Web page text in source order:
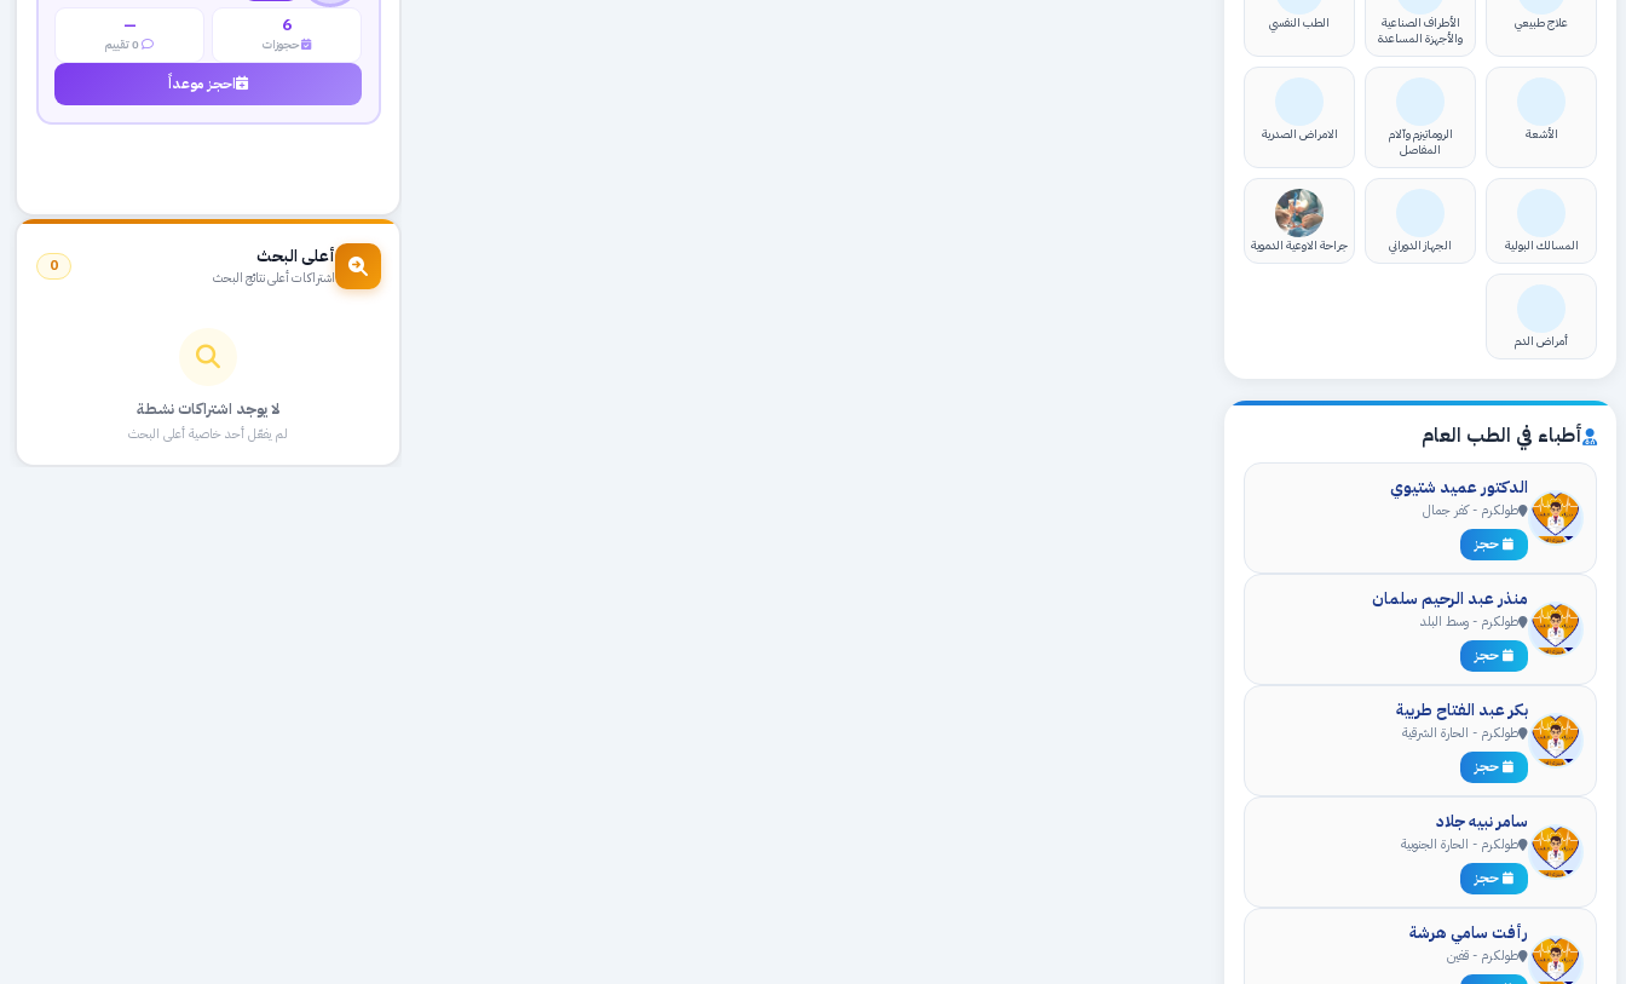
علاج طبيعي
الأطراف الصناعية
والأجهزة المساعدة
الطب النفسي
الأشعة
الروماتيزم وآلام
المفاصل
الامراض الصدرية
المسالك البولية الجهاز الدوراني جراحة الاوعية الدموية
أمراض الدم
أطباء في الطب العام
الدكتور عميد شتيوي
طولكرم - كفر جمال
حجز
منذر عبد الرحيم سلمان
طولكرم - وسط البلد
حجز
بكر عبد الفتاح طربية
طولكرم - الحارة الشرقية
حجز
سامر نبيه جلاد
طولكرم - الحارة الجنوبية
حجز
رأفت سامي هرشة
طولكرم - قفين
6
حجوزات
—
احجز موعداً
أعلى البحث
اشتراكات أعلى نتائج البحث
0
لا يوجد اشتراكات نشطة
لم يفعّل أحد خاصية أعلى البحث